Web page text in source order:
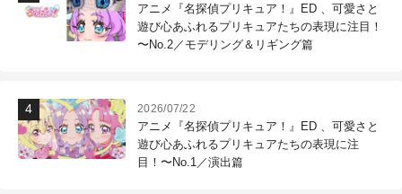
アニメ『名探偵プリキュア！』ED 、可愛さと
遊び心あふれるプリキュアたちの表現に注目！
〜No.2／モデリング＆リギング篇
2026/07/22
アニメ『名探偵プリキュア！』ED 、可愛さと
遊び心あふれるプリキュアたちの表現に注
目！〜No.1／演出篇